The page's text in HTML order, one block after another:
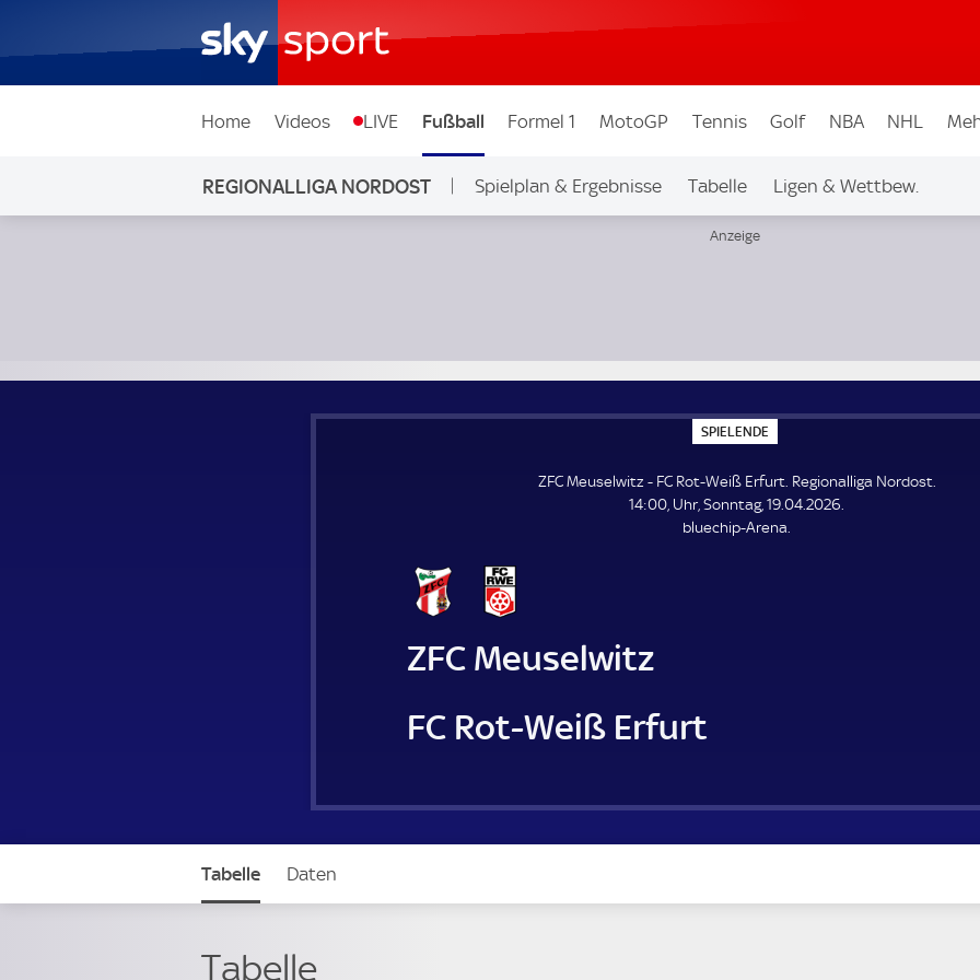
Home Videos LIVE Fußball Formel 1 MotoGP Tennis Golf NBA NHL
REGIONALLIGA NORDOST Spielplan & Ergebnisse Tabelle Ligen & Wettbew.
SPIELENDE
P
E
L
E
N
ZFC Meuselwitz - FC Rot-Weiß Erfurt. Regionalliga Nordost.
14:00, Uhr, Sonntag, 19.04.2026.
bluechip-Arena.
ZFC Meuselwitz
FC Rot-Weiß Erfurt
Tabelle Daten
Tabelle